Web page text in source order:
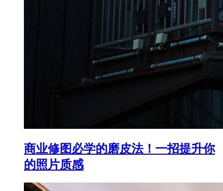
商业修图必学的磨皮法！一招提升你
的照片质感